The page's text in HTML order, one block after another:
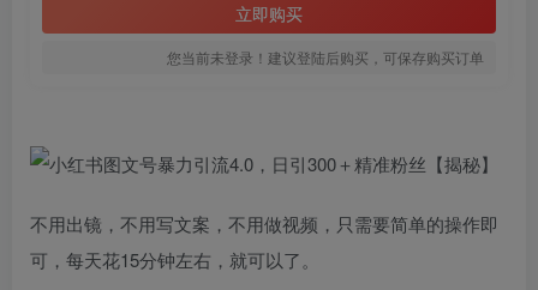
立即购买
您当前未登录！建议登陆后购买，可保存购买订单
不用出镜，不用写文案，不用做视频，只需要简单的操作即
可，每天花15分钟左右，就可以了。